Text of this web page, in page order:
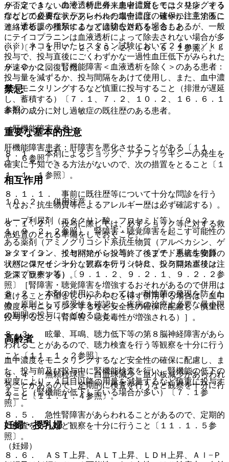
９．２．１． 血液透析患者：血中濃度をモニタリングする
などして必要なトラフレベルの血中濃度の確保に注意するこ
と（透析膜の種類によっては除去される場合もあるが、一般
にテイコプラニンは血液透析によって除去されない場合が多
い）〔７．１、７．２、１０．２、１６．６．１参照〕。
９．２．２． 腎機能障害＜血液透析を除く＞のある患者：
投与量を減ずるか、投与間隔をあけて使用し、また、血中濃
度をモニタリングするなど慎重に投与すること（排泄が遅延
し、蓄積する）〔７．１、７．２、１０．２、１６．６．１
参照〕。
（肝機能障害患者）
肝機能障害患者：肝障害を悪化させることがある〔１１．
１．６参照〕。
相互作用
１０．２． 併用注意：
ループ利尿剤（エタクリン酸、フロセミド等）〔９．２．
１、９．２．２参照〕、腎障害・聴覚障害を起こす可能性の
ある薬剤（アミノグリコシド系抗生物質（アルベカシン、ゲ
ンタマイシン、イセパマイシン等）、ペプチド系抗生物質
（バンコマイシン）、アムホテリシンＢ、シクロスポリン、
シスプラチン等）〔９．１．２、９．２．１、９．２．２参
照〕［腎障害・聴覚障害を増強するおそれがあるので併用は
避けることが望ましいが、やむを得ず併用する場合は、血中
濃度をモニタリングするなど安全性の確保に配慮し、慎重に
投与すること（腎障害、聴覚毒性が増強される）］。
高齢者
血中濃度をモニタリングするなど安全性の確保に配慮し、ま
た、投与前及び投与中に腎機能検査を行い、腎機能の低下の
程度により、４日目以降の用量を減量するなど慎重に投与す
ること（腎機能が低下している場合が多い）〔７．１参
照〕。
妊婦・授乳婦
（妊婦）
が否定できないので、特に外来患者に対しては、発疹、そう
痒などの皮膚症状があらわれた場合には、速やかに主治医に
連絡するよう指示するなど適切な対応をとること。
※※）ネコを用いたヒスタミン試験において２４ｍｇ／ｋｇ
投与で、投与直後にごくわずかな一過性血圧低下がみられた
が速やかに回復した。
禁忌
本剤の成分に対し過敏症の既往歴のある患者。
重要な基本的注意
８．１． 本剤によるショック、アナフィラキシーの発生を
確実に予知できる方法がないので、次の措置をとること〔１
１．１．１参照〕。
８．１．１． 事前に既往歴等について十分な問診を行う
（なお、抗生物質等によるアレルギー歴は必ず確認する）。
８．１．２． 投与に際しては、必ずショック等に対する救
急処置のとれる準備をしておくこと。
８．１．３． 投与開始から投与終了後まで、患者を安静の
状態に保たせ、十分な観察を行う（特に、投与開始直後は注
意深く観察する）。
８．２． 本剤の使用にあたっては、耐性菌の発現を防ぐた
め、原則として感受性を確認し、疾病の治療上必要な最小限
の期間の投与にとどめること。
８．３． 眩暈、耳鳴、聴力低下等の第８脳神経障害があら
われることがあるので、聴力検査を行う等観察を十分に行う
こと〔１１．１．２参照〕。
８．４． 無顆粒球症、白血球減少、血小板減少があらわれ
ることがあるので、定期的に検査を行うなど観察を十分に行
うこと〔１１．１．４参照〕。
８．５． 急性腎障害があらわれることがあるので、定期的
に検査を行うなど観察を十分に行うこと〔１１．１．５参
照〕。
８．６． ＡＳＴ上昇、ＡＬＴ上昇、ＬＤＨ上昇、Ａｌ−Ｐ